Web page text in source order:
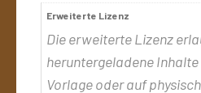
Erweiterte Lizenz
Die erweiterte Lizenz
heruntergeladene Inhalte
Vorlage oder auf